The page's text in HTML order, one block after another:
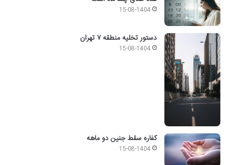
15-08-1404
دستور تخلیه منطقه ۷ تهران
15-08-1404
کفاره سقط جنین دو ماهه
15-08-1404